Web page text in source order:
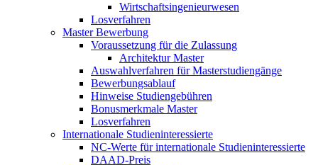
Wirtschaftsingenieurwesen
Losverfahren
Master Bewerbung
Voraussetzung für die Zulassung
Architektur Master
Auswahlverfahren für Masterstudiengänge
Bewerbungsablauf
Hinweise Studiengebühren
Bonusmerkmale Master
Losverfahren
Internationale Studieninteressierte
NC-Werte für internationale Studieninteressierte
DAAD-Preis